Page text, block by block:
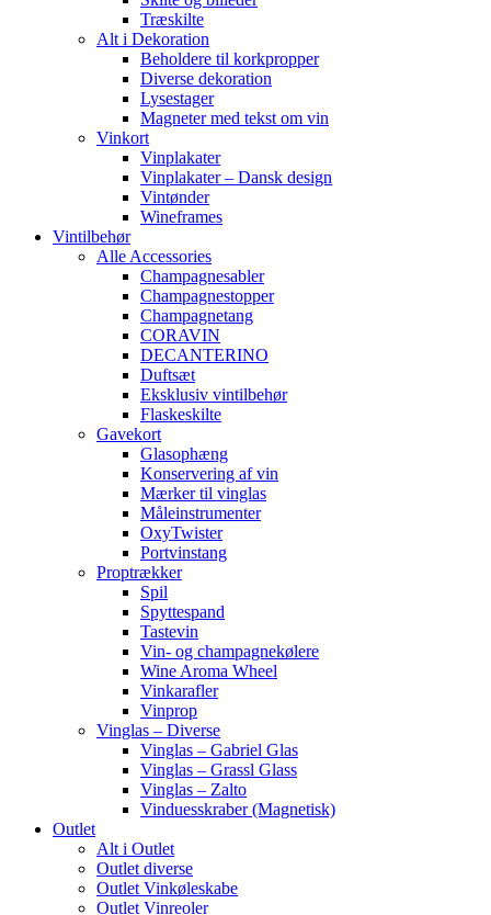
Træskilte
Alt i Dekoration
Beholdere til korkpropper
Diverse dekoration
Lysestager
Magneter med tekst om vin
Vinkort
Vinplakater
Vinplakater – Dansk design
Vintønder
Wineframes
Vintilbehør
Alle Accessories
Champagnesabler
Champagnestopper
Champagnetang
CORAVIN
DECANTERINO
Duftsæt
Eksklusiv vintilbehør
Flaskeskilte
Gavekort
Glasophæng
Konservering af vin
Mærker til vinglas
Måleinstrumenter
OxyTwister
Portvinstang
Proptrækker
Spil
Spyttespand
Tastevin
Vin- og champagnekølere
Wine Aroma Wheel
Vinkarafler
Vinprop
Vinglas – Diverse
Vinglas – Gabriel Glas
Vinglas – Grassl Glass
Vinglas – Zalto
Vinduesskraber (Magnetisk)
Outlet
Alt i Outlet
Outlet diverse
Outlet Vinkøleskabe
Outlet Vinreoler